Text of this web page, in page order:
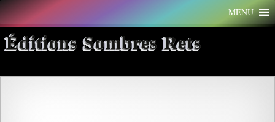
Aller
au
contenu
MENU
Éditions Sombres Rets